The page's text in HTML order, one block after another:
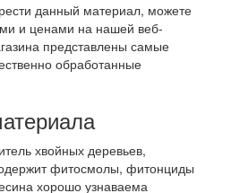
данный материал, можете
и ценами на нашей веб-
представлены самые
обработанные
хвойных деревьев,
фитосмолы, фитонциды
хорошо узнаваема